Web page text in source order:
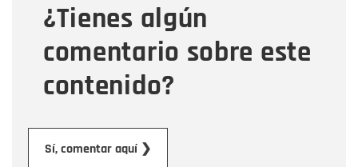
¿Tienes algún
comentario sobre este
contenido?
Sí, comentar aquí ❯
Mensaje